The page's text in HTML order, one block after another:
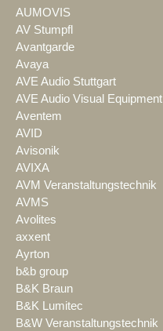
AUMOVIS
AV Stumpfl
Avantgarde
Avaya
AVE Audio Stuttgart
AVE Audio Visual Equipment
Aventem
AVID
Avisonik
AVIXA
AVM Veranstaltungstechnik
AVMS
Avolites
axxent
Ayrton
b&b group
B&K Braun
B&K Lumitec
B&W Veranstaltungstechnik